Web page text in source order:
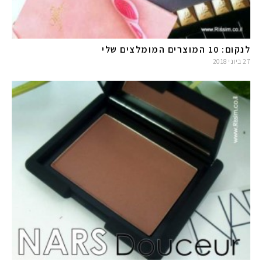
לנקום: 10 המוצרים המומלצים שלי
27 ביוני 2018